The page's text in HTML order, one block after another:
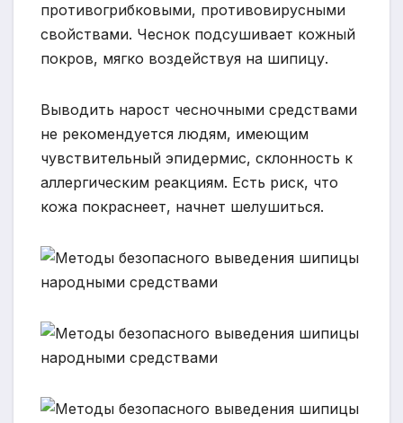
противогрибковыми, противовирусными
свойствами. Чеснок подсушивает кожный
покров, мягко воздействуя на шипицу.
Выводить нарост чесночными средствами
не рекомендуется людям, имеющим
чувствительный эпидермис, склонность к
аллергическим реакциям. Есть риск, что
кожа покраснеет, начнет шелушиться.